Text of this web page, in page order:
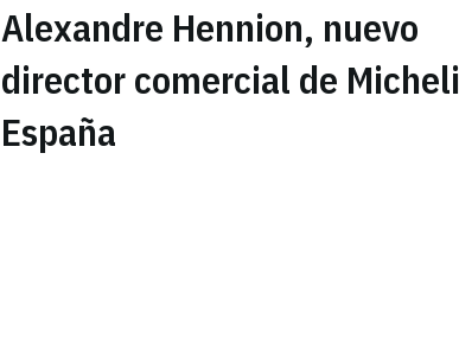
Alexandre Hennion, nuevo
director comercial de
España